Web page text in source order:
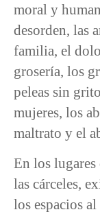
moral y
desorden, las
familia, el
grosería, los
peleas sin
mujeres, los
maltrato y el
En los lugares
las cárceles,
los espacios